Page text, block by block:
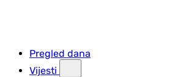
Pregled dana
Vijesti